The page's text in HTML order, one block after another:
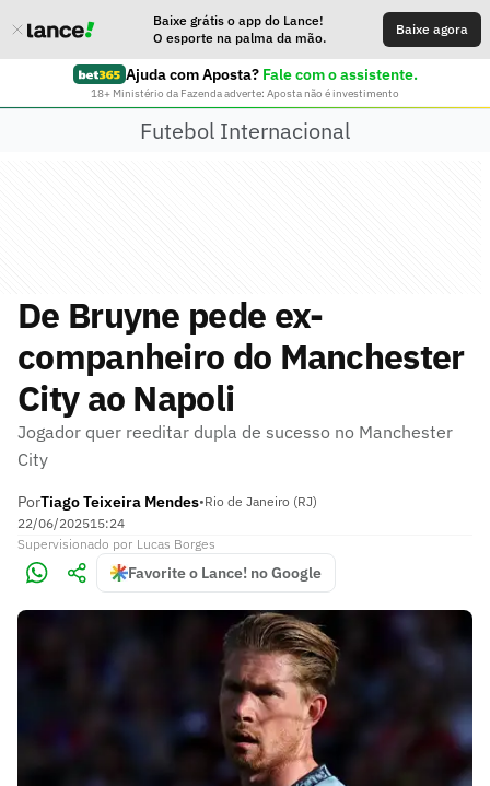
Baixe grátis o app do Lance!
O esporte na palma da mão.
Baixe agora
Ajuda com Aposta? Fale com o assistente.
18+ Ministério da Fazenda adverte: Aposta não é investimento
Futebol Internacional
De Bruyne pede ex-
companheiro do Manchester
City ao Napoli
Jogador quer reeditar dupla de sucesso no Manchester
City
PorTiago Teixeira Mendes•Rio de Janeiro (RJ)
22/06/202515:24
Supervisionado por Lucas Borges
Favorite o Lance! no Google